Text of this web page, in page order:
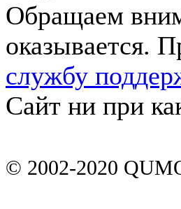
Обращаем
оказывается.
службу
Сайт ни при
© 2002-2020